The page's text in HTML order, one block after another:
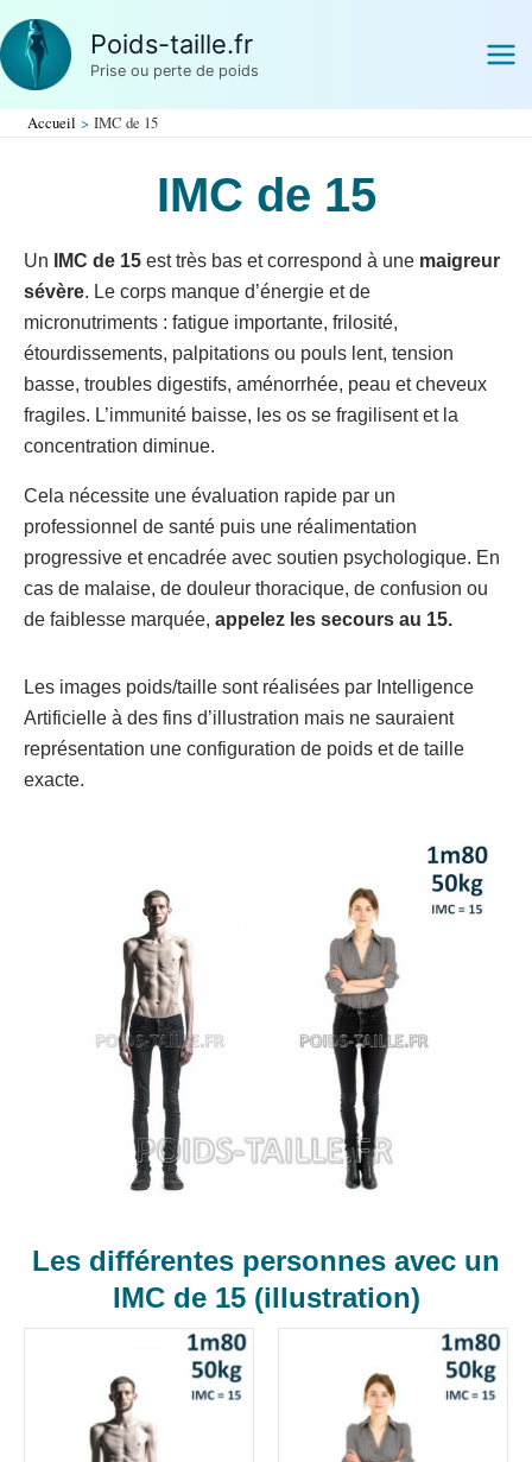
Aller
au
contenu
Poids-taille.fr
Prise ou perte de poids
Accueil IMC de 15
IMC de 15
Un IMC de 15 est très bas et correspond à une maigreur
sévère. Le corps manque d’énergie et de
micronutriments : fatigue importante, frilosité,
étourdissements, palpitations ou pouls lent, tension
basse, troubles digestifs, aménorrhée, peau et cheveux
fragiles. L’immunité baisse, les os se fragilisent et la
concentration diminue.
Cela nécessite une évaluation rapide par un
professionnel de santé puis une réalimentation
progressive et encadrée avec soutien psychologique. En
cas de malaise, de douleur thoracique, de confusion ou
de faiblesse marquée, appelez les secours au 15.
Les images poids/taille sont réalisées par Intelligence
Artificielle à des fins d’illustration mais ne sauraient
représentation une configuration de poids et de taille
exacte.
Les différentes personnes avec un
IMC de 15 (illustration)